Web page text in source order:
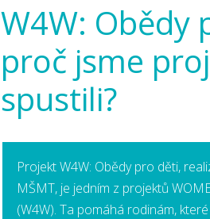
W4W: Obědy
proč jsme
spustili?
Projekt W4W: Obědy pro děti,
MŠMT, je jedním z projektů
(W4W). Ta pomáhá rodinám,